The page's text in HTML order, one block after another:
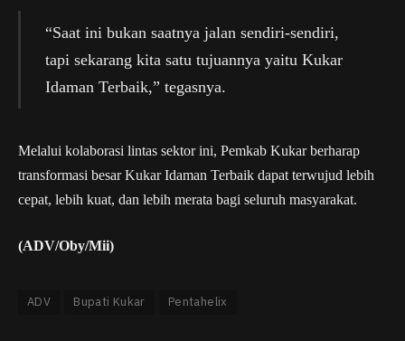
“Saat ini bukan saatnya jalan sendiri-sendiri,
tapi sekarang kita satu tujuannya yaitu Kukar
Idaman Terbaik,” tegasnya.
Melalui kolaborasi lintas sektor ini, Pemkab Kukar berharap
transformasi besar Kukar Idaman Terbaik dapat terwujud lebih
cepat, lebih kuat, dan lebih merata bagi seluruh masyarakat.
(ADV/Oby/Mii)
ADV Bupati Kukar Pentahelix